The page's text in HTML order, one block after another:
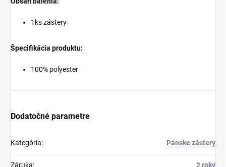
1ks zástery
Špecifikácia produktu:
100% polyester
Dodatočné parametre
Kategória: Pánske zástery
Záruka: 2 roky